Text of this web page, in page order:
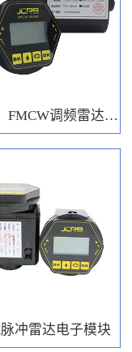
（80G）FMCW调频雷达电子模块
冲雷达电子模块